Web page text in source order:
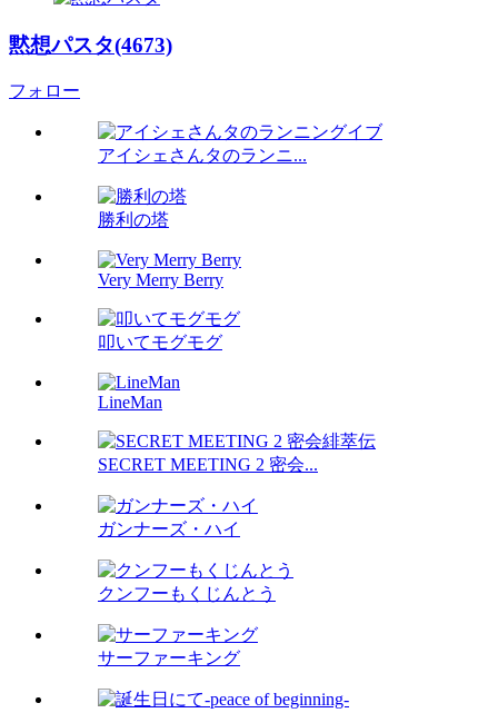
黙想パスタ(4673)
フォロー
アイシェさんタのランニ...
勝利の塔
Very Merry Berry
叩いてモグモグ
LineMan
SECRET MEETING 2 密会...
ガンナーズ・ハイ
クンフーもくじんとう
サーファーキング